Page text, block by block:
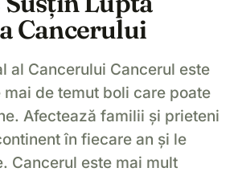
Cancerului
al Cancerului Cancerul este
mai de temut boli care poate
Afectează familii și prieteni
în fiecare an și le
Cancerul este mai mult